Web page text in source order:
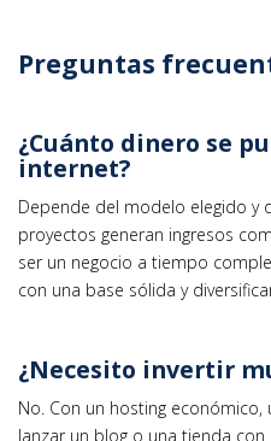
Preguntas
¿Cuánto dinero se
internet?
Depende del modelo elegido y
proyectos generan ingresos
ser un negocio a tiempo
con una base sólida y
¿Necesito invertir
No. Con un hosting
lanzar un blog o una tienda con